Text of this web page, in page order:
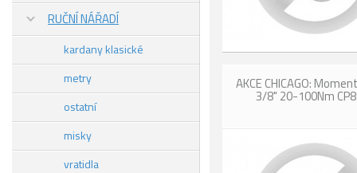
RUČNÍ NÁŘADÍ
kardany klasické
metry
ostatní
misky
vratidla
AKCE CHICAGO:
3/8" 20-100Nm